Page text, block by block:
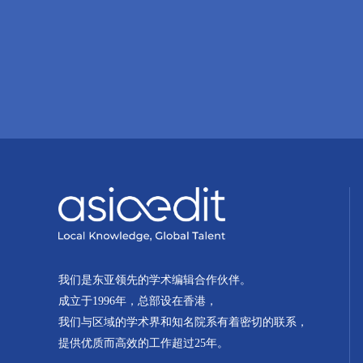
我们是东亚领先的学术编辑合作伙伴。
成立于1996年，总部设在香港，
我们与区域的学术界和知名院系有着密切的联系，
提供优质而高效的工作超过25年。